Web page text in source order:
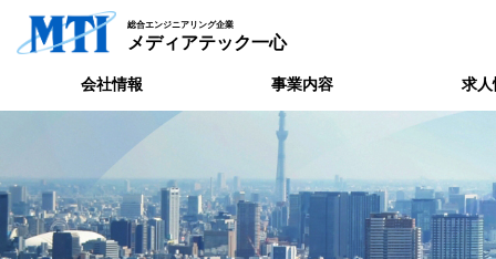
総合エンジニアリング企業
メディアテック一心
会社情報 事業内容 求人